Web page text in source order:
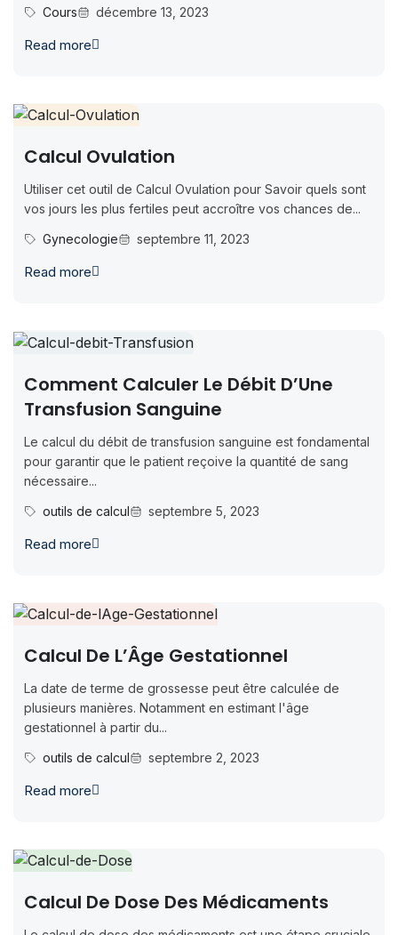
Cours
décembre 13, 2023
Read more
Calcul Ovulation
Utiliser cet outil de Calcul Ovulation pour Savoir quels sont
vos jours les plus fertiles peut accroître vos chances de...
Gynecologie
septembre 11, 2023
Read more
Comment Calculer Le Débit D’Une
Transfusion Sanguine
Le calcul du débit de transfusion sanguine est fondamental
pour garantir que le patient reçoive la quantité de sang
nécessaire...
outils de calcul
septembre 5, 2023
Read more
Calcul De L’Âge Gestationnel
La date de terme de grossesse peut être calculée de
plusieurs manières. Notamment en estimant l'âge
gestationnel à partir du...
outils de calcul
septembre 2, 2023
Read more
Calcul De Dose Des Médicaments